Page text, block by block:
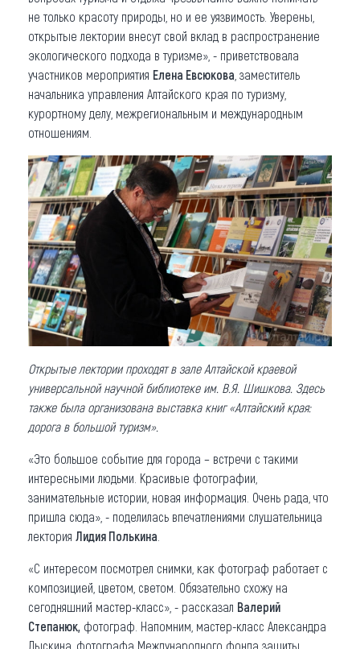
не только красоту природы, но и ее уязвимость. Уверены,
открытые лектории внесут свой вклад в распространение
экологического подхода в туризме», - приветствовала
участников мероприятия Елена Евсюкова , заместитель
начальника управления Алтайского края по туризму,
курортному делу, межрегиональным и международным
отношениям.
Открытые лектории проходят в зале Алтайской краевой
универсальной научной библиотеке им. В.Я. Шишкова. Здесь
также была организована выставка книг «Алтайский края:
дорога в большой туризм».
«Это большое событие для города – встречи с такими
интересными людьми. Красивые фотографии,
занимательные истории, новая информация. Очень рада, что
пришла сюда», - поделилась впечатлениями слушательница
лектория Лидия Полькина
«С интересом посмотрел снимки, как фотограф работает с
композицией, цветом, светом. Обязательно схожу на
сегодняшний мастер-класс», - рассказал Валерий
Степанюк, фотограф. Напомним, мастер-класс Александра
Лыскина, фотографа Международного фонда защиты